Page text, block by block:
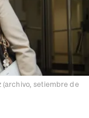
(archivo, setiembre de